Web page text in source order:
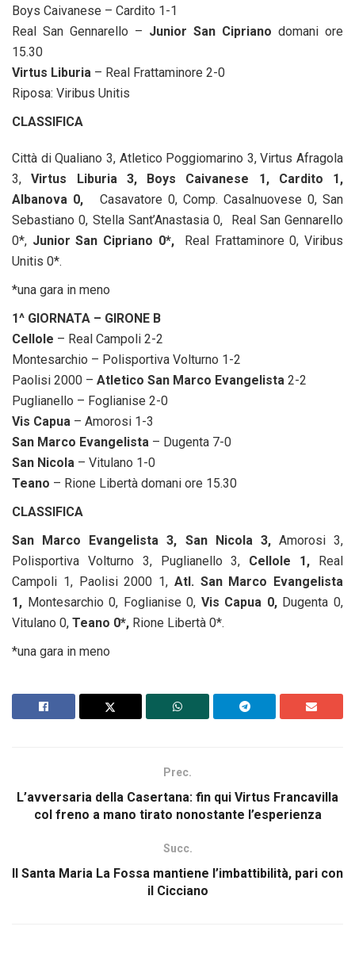
Boys Caivanese – Cardito 1-1
Real San Gennarello – Junior San Cipriano domani ore
15.30
Virtus Liburia – Real Frattaminore 2-0
Riposa: Viribus Unitis
CLASSIFICA
Città di Qualiano 3, Atletico Poggiomarino 3, Virtus Afragola
3, Virtus Liburia 3, Boys Caivanese 1, Cardito 1,
Albanova 0, Casavatore 0, Comp. Casalnuovese 0, San
Sebastiano 0, Stella Sant’Anastasia 0, Real San Gennarello
0*, Junior San Cipriano 0*,
Real Frattaminore 0, Viribus
Unitis 0*.
*una gara in meno
1^ GIORNATA – GIRONE B
Cellole – Real Campoli 2-2
Montesarchio – Polisportiva Volturno 1-2
Paolisi 2000 – Atletico San Marco Evangelista 2-2
Puglianello – Foglianise 2-0
Vis Capua – Amorosi 1-3
San Marco Evangelista – Dugenta 7-0
San Nicola – Vitulano 1-0
Teano – Rione Libertà domani ore 15.30
CLASSIFICA
San Marco Evangelista 3, San Nicola 3, Amorosi 3,
Polisportiva Volturno 3, Puglianello 3, Cellole 1, Real
Campoli 1, Paolisi 2000 1, Atl. San Marco Evangelista
1, Montesarchio 0, Foglianise 0, Vis Capua 0,Dugenta 0,
Vitulano 0, Teano 0*, Rione Libertà 0*.
*una gara in meno
Prec.
L’avversaria della Casertana: fin qui Virtus Francavilla
col freno a mano tirato nonostante l’esperienza
Succ.
Il Santa Maria La Fossa mantiene l’imbattibilità, pari con
il Cicciano